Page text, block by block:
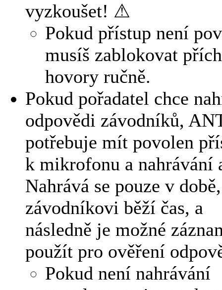
vyzkoušet! ⚠
Pokud přístup není
musíš zablokovat
hovory ručně.
Pokud pořadatel chce
odpovědi závodníků,
potřebuje mít povolen
k mikrofonu a nahrávání
Nahrává se pouze v
závodníkovi běží čas, a
následně je možné
použít pro ověření
Pokud není nahrávání